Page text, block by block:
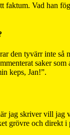
Vad han
den tyvärr inte
saker
keps, Jan!”.
skriver vill jag
och direkt